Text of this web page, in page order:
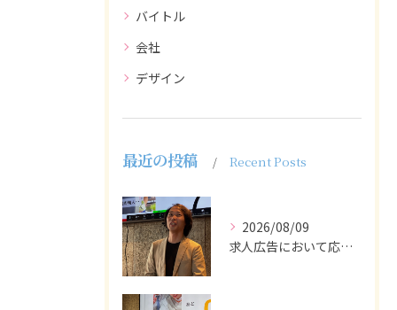
バイトル
会社
デザイン
最近の投稿 Recent Posts
2026/08/09
求人広告において応募者の質を大きく左右するのは、求人内容の充...